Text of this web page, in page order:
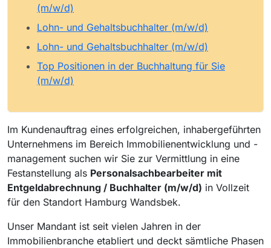
(m/w/d)
Lohn- und Gehaltsbuchhalter (m/w/d)
Lohn- und Gehaltsbuchhalter (m/w/d)
Top Positionen in der Buchhaltung für Sie
(m/w/d)
Im Kundenauftrag eines erfolgreichen, inhabergeführten
Unternehmens im Bereich Immobilienentwicklung und -
management suchen wir Sie zur Vermittlung in eine
Festanstellung als Personalsachbearbeiter mit
Entgeldabrechnung / Buchhalter (m/w/d) in Vollzeit
für den Standort Hamburg Wandsbek.
Unser Mandant ist seit vielen Jahren in der
Immobilienbranche etabliert und deckt sämtliche Phasen